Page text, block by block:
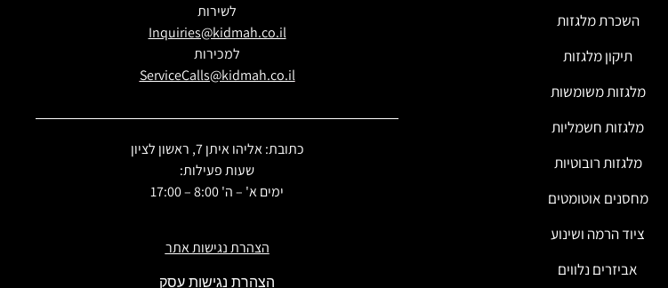
השכרת מלגזות
תיקון מלגזות
מלגזות משומשות
מלגזות חשמליות
מלגזות רובוטיות
מחסנים אוטומטים
ציוד הרמה ושינוע
אביזרים נלווים
לשירות
Inquiries@kidmah.co.il
למכירות
ServiceCalls@kidmah.co.il
כתובת: אליהו איתן 7, ראשון לציון
שעות פעילות:
ימים א' – ה' 8:00 – 17:00
הצהרת נגישות אתר
הצהרת נגישות עסק